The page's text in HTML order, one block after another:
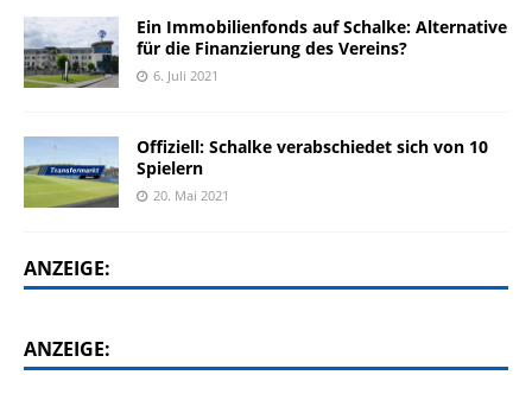
Ein Immobilienfonds auf Schalke: Alternative
für die Finanzierung des Vereins?
6. Juli 2021
Offiziell: Schalke verabschiedet sich von 10
Spielern
20. Mai 2021
ANZEIGE:
ANZEIGE: